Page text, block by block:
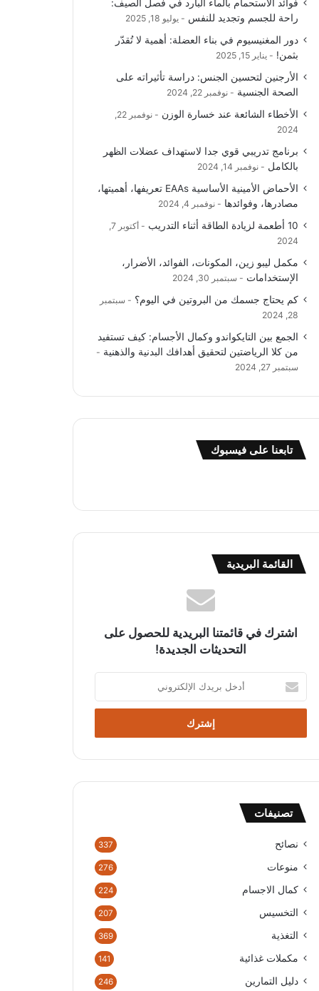
و
ك
T
u
b
e
ق
ر
ا
ا
ل
م
ع
R
فوائد الاستحمام بالماء البارد في فصل الصيف:
راحة للجسم وتجديد للنفس
يوليو 18, 2025
دور المغنيسيوم في بناء العضلة: أهمية لا تُقدّر
بثمن!
يناير 15, 2025
الأرجنين لتحسين الجنس: دراسة تأثيراته على
الصحة الجنسية
نوفمبر 22, 2024
الأخطاء الشائعة عند خسارة الوزن
نوفمبر 22,
2024
برنامج تدريبي قوي جدا لاستهداف عضلات الظهر
بالكامل
نوفمبر 14, 2024
الأحماض الأمينية الأساسية EAAs تعريفها، أهميتها،
مصادرها، وفوائدها
نوفمبر 4, 2024
10 أطعمة لزيادة الطاقة أثناء التدريب
أكتوبر 7,
2024
مكمل ليبو زين، المكونات، الفوائد، الأضرار،
الإستخدامات
سبتمبر 30, 2024
كم يحتاج جسمك من البروتين في اليوم؟
سبتمبر
28, 2024
الجمع بين التايكواندو وكمال الأجسام: كيف تستفيد
من كلا الرياضتين لتحقيق أهدافك البدنية والذهنية
سبتمبر 27, 2024
تابعنا على فيسبوك
القائمة البريدية
اشترك في قائمتنا البريدية للحصول على
التحديثات الجديدة!
خ
ب
د
إ
ت
و
ن
تصنيفات
نصائح 337
منوعات 276
كمال الاجسام 224
التخسيس 207
التغذية 369
مكملات غذائية 141
دليل التمارين 246